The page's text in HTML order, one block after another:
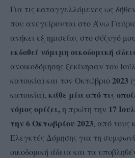
Για τις καταγγελλόμενες ως
που ανεγείρονται στο Άνω
ανήκει εξ ημισείας στο σύζυγό
εκδοθεί νόμιμη οικοδομική
ανοικοδόμησης ξεκίνησαν τον
κατοικία) και τον Οκτώβριο2023
κατοικία), κάθε μία από τις
νόμος ορίζει, η πρώτη την 17
την 6 Οκτωβρίου 2023, από τους
Ελεγκτές Δόμησης για τη
οικοδομική άδεια και τα